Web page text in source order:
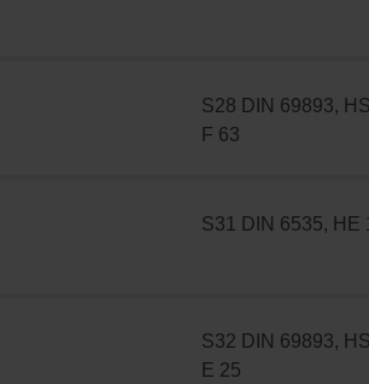
S28 DIN 69893,
F 63
S31 DIN 6535, HE
S32 DIN 69893,
E 25